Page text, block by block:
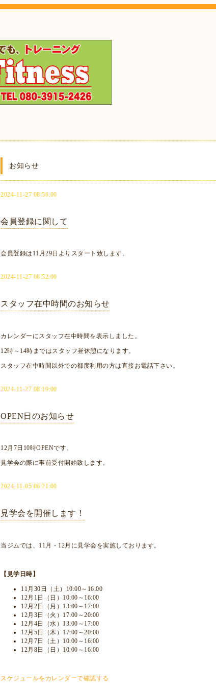
お知らせ
2024-11-27 08:56:00
会員登録に関して
会員登録は11月29日よりスタート致します。
2024-11-27 08:52:00
スタッフ在中時間のお知らせ
カレンダーにスタッフ在中時間を表示しました。
12時～14時まではスタッフ昼休憩になります。
スタッフ在中時間以外での都度利用の方は直接お電話下さい。
2024-11-27 08:19:00
OPEN日のお知らせ
12月7日10時OPENです。
見学会の際に事前受付開始致します。
2024-11-05 06:21:00
見学会を開催します！
当ジムでは、11月・12月に見学会を実施しております。
【見学日時】
11月30日（土）10:00～16:00
12月1日（日）10:00～16:00
12月2日（月）13:00～17:00
12月3日（火）17:00～20:00
12月4日（水）13:00～17:00
12月5日（木）17:00～20:00
12月7日（土）10:00～16:00
12月8日（日）10:00～16:00
スケジュールをカレンダーで確認する